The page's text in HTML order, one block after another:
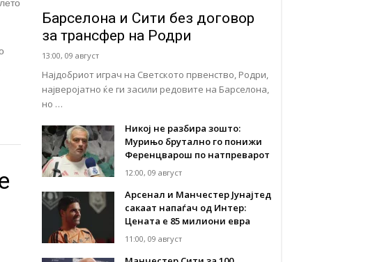
Барселона и Сити без договор
за трансфер на Родри
13:00, 09 август
Најдобриот играч на Светското првенство, Родри,
најверојатно ќе ги засили редовите на Барселона,
но …
Никој не разбира зошто:
Мурињо брутално го понижи
Ференцварош по натпреварот
12:00, 09 август
Арсенал и Манчестер Јунајтед
сакаат напаѓач од Интер:
Цената е 85 милиони евра
11:00, 09 август